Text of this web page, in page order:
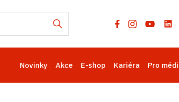
Novinky Akce E-shop Kariéra Pro